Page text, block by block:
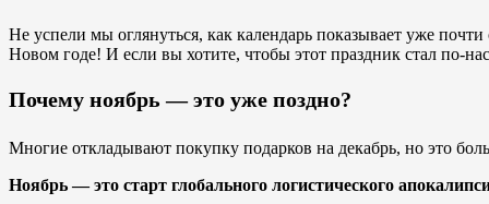
Не успели мы оглянуться, как календарь показывает уже
Новом годе! И если вы хотите, чтобы этот праздник стал по-
Почему ноябрь — это уже поздно?
Многие откладывают покупку подарков на декабрь, но это
Ноябрь — это старт глобального логистического